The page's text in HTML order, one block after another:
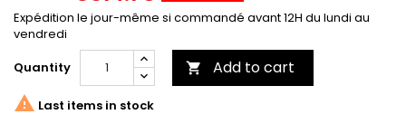
Expédition le jour-même si commandé avant 12H du lundi au
vendredi
Quantity
 Add to cart
 Last items in stock